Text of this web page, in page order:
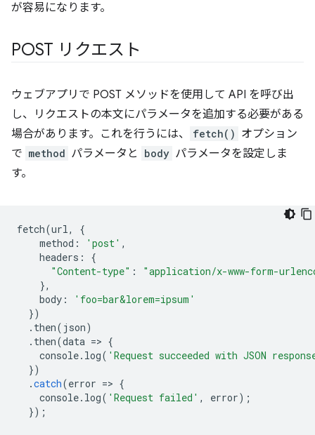
が容易になります。
POST リクエスト
ウェブアプリで POST メソッドを使用して API を呼び出
し、リクエストの本文にパラメータを追加する必要がある
場合があります。これを行うには、
fetch() オプション
で method パラメータと body パラメータを設定しま
す。
fetch(url,
{
method : 'post' ,
headers :
{
"Content-type" :
"application/x-www-form-
},
body :
'foo=bar&lorem=ipsum'
})
. then( json)
. then(data => {
console. log( 'Request succeeded with JSON
})
.catch(error => {
console. log( 'Request failed' , error);
});